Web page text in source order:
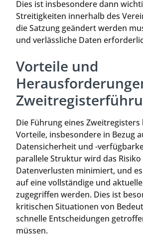
Dies ist insbesondere dann
Streitigkeiten innerhalb des
die Satzung geändert werden
und verlässliche Daten
Vorteile und
Die Führung eines
Vorteile, insbesondere in Bezug
Datensicherheit und -
parallele Struktur wird das Risiko
Datenverlusten minimiert, und
auf eine vollständige und
zugegriffen werden. Dies ist
kritischen Situationen von
schnelle Entscheidungen
müssen.